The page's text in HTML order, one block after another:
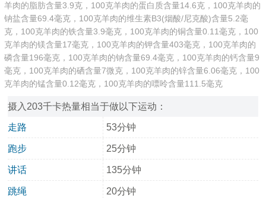
羊肉的脂肪含量3.9克，100克羊肉的蛋白质含量14.6克，100克羊肉的
钠盐含量69.4毫克，100克羊肉的维生素B3(烟酸/尼克酸)含量5.2毫
克，100克羊肉的铁含量3.9毫克，100克羊肉的铜含量0.11毫克，100
克羊肉的镁含量17毫克，100克羊肉的钾含量403毫克，100克羊肉的
磷含量196毫克，100克羊肉的钠含量69.4毫克，100克羊肉的钙含量9
毫克，100克羊肉的硒含量7微克，100克羊肉的锌含量6.06毫克，100
克羊肉的锰含量0.12毫克，100克羊肉的嘌呤含量111.5毫克
摄入203千卡热量相当于做以下运动：
走路 53分钟
跑步 25分钟
讲话 135分钟
跳绳 20分钟